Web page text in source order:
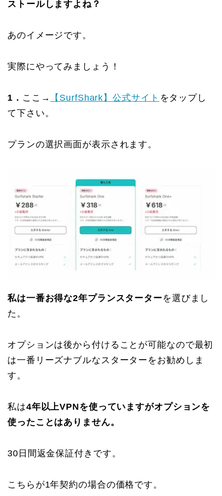
ストールしますよね？
あのイメージです。
実際にやってみましょう！
1． ここ→ 【SurfShark】公式サイト をタップし
て下さい。
プランの選択画面が表示されます。
私は一番お得な2年プランスターターを選びまし
た。
オプションは後から付けることが可能なので最初
は一番リーズナブルなスターターをお勧めしま
す。
私は4年以上VPNを使っていますがオプションを
使ったことはありません。
30日間返金保証付きです。
こちらが1年契約の場合の価格です。